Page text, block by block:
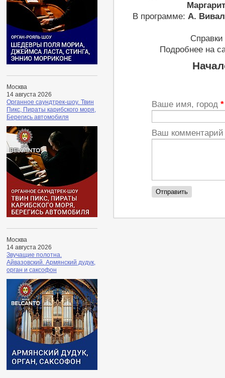
Москва
14 августа 2026
Органное саундтрек-шоу. Твин
Пикс, Пираты карибского моря,
Берегись автомобиля
Москва
14 августа 2026
Звучащие полотна.
Айвазовский. Армянский дудук,
орган и саксофон
В программе: А.
Подробнее на
Ваше имя, город *
Ваш